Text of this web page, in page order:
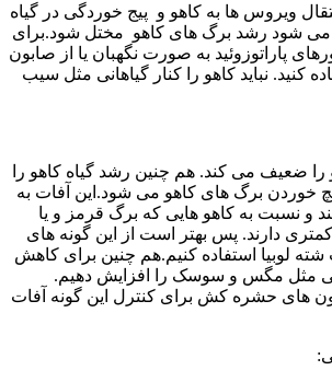
ویروس ها به کاهو و پیج خوردگی در گیاه
شود رشد برگ های کاهو مختل شود.برای
پاراتوزوئید به صورت نگهبان یا از صابون
نباید کاهو را کنار گیاهانی مثل سیب
را ضعیف می کند. هم چنین رشد گیاه کاهو را
خوردن برگ های کاهو می شود.این آفات به
و نسبت به کاهو هایی که برگ قرمز و یا
دارند. پس بهتر است از این گونه های
لوبیا استفاده کنیم.هم چنین برای کاهش
مثل مگس و سوسک را افزایش دهیم.
های حشره کش برای کنترل این گونه آفات